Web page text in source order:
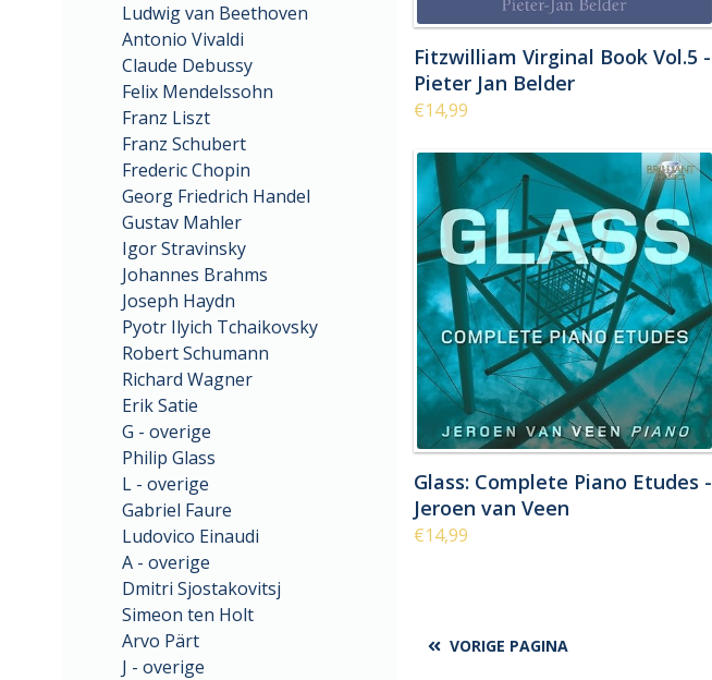
Ludwig van Beethoven
Antonio Vivaldi
Claude Debussy
Felix Mendelssohn
Franz Liszt
Franz Schubert
Frederic Chopin
Georg Friedrich Handel
Gustav Mahler
Igor Stravinsky
Johannes Brahms
Joseph Haydn
Pyotr Ilyich Tchaikovsky
Robert Schumann
Richard Wagner
Erik Satie
G - overige
Philip Glass
L - overige
Gabriel Faure
Ludovico Einaudi
A - overige
Dmitri Sjostakovitsj
Simeon ten Holt
Arvo Pärt
J - overige
Fitzwilliam Virginal Book Vol.5 -
Pieter Jan Belder
€14,99
Glass: Complete Piano Etudes -
Jeroen van Veen
€14,99
VORIGE PAGINA